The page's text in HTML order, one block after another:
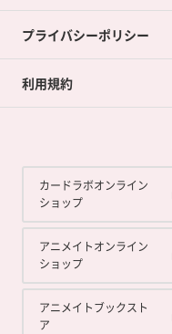
プライバシーポリシー
利用規約
カードラボオンライン
ショップ
アニメイトオンライン
ショップ
アニメイトブックスト
ア